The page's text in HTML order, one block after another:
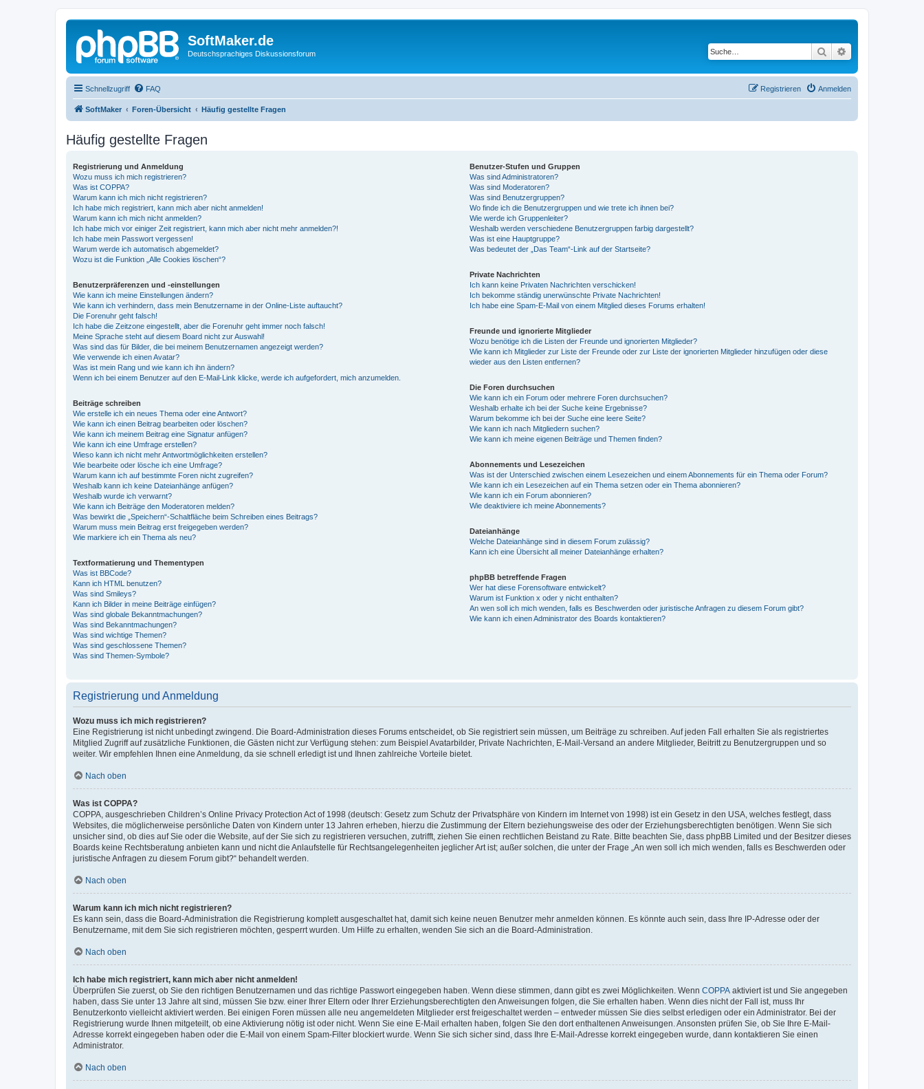
SoftMaker.de
Deutschsprachiges Diskussionsforum Suche
Schnellzugriff FAQ Anmelden
Registrieren
SoftMaker Foren-Übersicht Häufig gestellte Fragen
Häufig gestellte Fragen
Registrierung und Anmeldung
Wozu muss ich mich registrieren?
Was ist COPPA?
Warum kann ich mich nicht registrieren?
Ich habe mich registriert, kann mich aber nicht anmelden!
Warum kann ich mich nicht anmelden?
Ich habe mich vor einiger Zeit registriert, kann mich aber nicht mehr anmelden?!
Ich habe mein Passwort vergessen!
Warum werde ich automatisch abgemeldet?
Wozu ist die Funktion „Alle Cookies löschen“?
Benutzerpräferenzen und -einstellungen
Wie kann ich meine Einstellungen ändern?
Wie kann ich verhindern, dass mein Benutzername in der Online-Liste auftaucht?
Die Forenuhr geht falsch!
Ich habe die Zeitzone eingestellt, aber die Forenuhr geht immer noch falsch!
Meine Sprache steht auf diesem Board nicht zur Auswahl!
Was sind das für Bilder, die bei meinem Benutzernamen angezeigt werden?
Wie verwende ich einen Avatar?
Was ist mein Rang und wie kann ich ihn ändern?
Wenn ich bei einem Benutzer auf den E-Mail-Link klicke, werde ich aufgefordert, mich anzumelden.
Beiträge schreiben
Wie erstelle ich ein neues Thema oder eine Antwort?
Wie kann ich einen Beitrag bearbeiten oder löschen?
Wie kann ich meinem Beitrag eine Signatur anfügen?
Wie kann ich eine Umfrage erstellen?
Wieso kann ich nicht mehr Antwortmöglichkeiten erstellen?
Wie bearbeite oder lösche ich eine Umfrage?
Warum kann ich auf bestimmte Foren nicht zugreifen?
Weshalb kann ich keine Dateianhänge anfügen?
Weshalb wurde ich verwarnt?
Wie kann ich Beiträge den Moderatoren melden?
Was bewirkt die „Speichern“-Schaltfläche beim Schreiben eines Beitrags?
Warum muss mein Beitrag erst freigegeben werden?
Wie markiere ich ein Thema als neu?
Textformatierung und Thementypen
Was ist BBCode?
Kann ich HTML benutzen?
Was sind Smileys?
Kann ich Bilder in meine Beiträge einfügen?
Was sind globale Bekanntmachungen?
Was sind Bekanntmachungen?
Was sind wichtige Themen?
Was sind geschlossene Themen?
Was sind Themen-Symbole?
Benutzer-Stufen und Gruppen
Was sind Administratoren?
Was sind Moderatoren?
Was sind Benutzergruppen?
Wo finde ich die Benutzergruppen und wie trete ich ihnen bei?
Wie werde ich Gruppenleiter?
Weshalb werden verschiedene Benutzergruppen farbig dargestellt?
Was ist eine Hauptgruppe?
Was bedeutet der „Das Team“-Link auf der Startseite?
Private Nachrichten
Ich kann keine Privaten Nachrichten verschicken!
Ich bekomme ständig unerwünschte Private Nachrichten!
Ich habe eine Spam-E-Mail von einem Mitglied dieses Forums erhalten!
Freunde und ignorierte Mitglieder
Wozu benötige ich die Listen der Freunde und ignorierten Mitglieder?
Wie kann ich Mitglieder zur Liste der Freunde oder zur Liste der ignorierten Mitglieder hinzufügen oder diese
wieder aus den Listen entfernen?
Die Foren durchsuchen
Wie kann ich ein Forum oder mehrere Foren durchsuchen?
Weshalb erhalte ich bei der Suche keine Ergebnisse?
Warum bekomme ich bei der Suche eine leere Seite?
Wie kann ich nach Mitgliedern suchen?
Wie kann ich meine eigenen Beiträge und Themen finden?
Abonnements und Lesezeichen
Was ist der Unterschied zwischen einem Lesezeichen und einem Abonnements für ein Thema oder Forum?
Wie kann ich ein Lesezeichen auf ein Thema setzen oder ein Thema abonnieren?
Wie kann ich ein Forum abonnieren?
Wie deaktiviere ich meine Abonnements?
Dateianhänge
Welche Dateianhänge sind in diesem Forum zulässig?
Kann ich eine Übersicht all meiner Dateianhänge erhalten?
phpBB betreffende Fragen
Wer hat diese Forensoftware entwickelt?
Warum ist Funktion x oder y nicht enthalten?
An wen soll ich mich wenden, falls es Beschwerden oder juristische Anfragen zu diesem Forum gibt?
Wie kann ich einen Administrator des Boards kontaktieren?
Registrierung und Anmeldung
Wozu muss ich mich registrieren?
Eine Registrierung ist nicht unbedingt zwingend. Die Board-Administration dieses Forums entscheidet, ob Sie registriert sein müssen, um Beiträge zu schreiben. Auf jeden Fall erhalten Sie als registriertes
Mitglied Zugriff auf zusätzliche Funktionen, die Gästen nicht zur Verfügung stehen: zum Beispiel Avatarbilder, Private Nachrichten, E-Mail-Versand an andere Mitglieder, Beitritt zu Benutzergruppen und so
weiter. Wir empfehlen Ihnen eine Anmeldung, da sie schnell erledigt ist und Ihnen zahlreiche Vorteile bietet.
Nach oben
Was ist COPPA?
COPPA, ausgeschrieben Children’s Online Privacy Protection Act of 1998 (deutsch: Gesetz zum Schutz der Privatsphäre von Kindern im Internet von 1998) ist ein Gesetz in den USA, welches festlegt, dass
Websites, die möglicherweise persönliche Daten von Kindern unter 13 Jahren erheben, hierzu die Zustimmung der Eltern beziehungsweise des oder der Erziehungsberechtigten benötigen. Wenn Sie sich
unsicher sind, ob dies auf Sie oder die Website, auf der Sie sich zu registrieren versuchen, zutrifft, ziehen Sie einen rechtlichen Beistand zu Rate. Bitte beachten Sie, dass phpBB Limited und der Besitzer dieses
Boards keine Rechtsberatung anbieten kann und nicht die Anlaufstelle für Rechtsangelegenheiten jeglicher Art ist; außer solchen, die unter der Frage „An wen soll ich mich wenden, falls es Beschwerden oder
juristische Anfragen zu diesem Forum gibt?“ behandelt werden.
Nach oben
Warum kann ich mich nicht registrieren?
Es kann sein, dass die Board-Administration die Registrierung komplett ausgeschaltet hat, damit sich keine neuen Benutzer mehr anmelden können. Es könnte auch sein, dass Ihre IP-Adresse oder der
Benutzername, mit dem Sie sich registrieren möchten, gesperrt wurden. Um Hilfe zu erhalten, wenden Sie sich an die Board-Administration.
Nach oben
Ich habe mich registriert, kann mich aber nicht anmelden!
Überprüfen Sie zuerst, ob Sie den richtigen Benutzernamen und das richtige Passwort eingegeben haben. Wenn diese stimmen, dann gibt es zwei Möglichkeiten. Wenn COPPA aktiviert ist und Sie angegeben
haben, dass Sie unter 13 Jahre alt sind, müssen Sie bzw. einer Ihrer Eltern oder Ihrer Erziehungsberechtigten den Anweisungen folgen, die Sie erhalten haben. Wenn dies nicht der Fall ist, muss Ihr
Benutzerkonto vielleicht aktiviert werden. Bei einigen Foren müssen alle neu angemeldeten Mitglieder erst freigeschaltet werden – entweder müssen Sie dies selbst erledigen oder ein Administrator. Bei der
Registrierung wurde Ihnen mitgeteilt, ob eine Aktivierung nötig ist oder nicht. Wenn Sie eine E-Mail erhalten haben, folgen Sie den dort enthaltenen Anweisungen. Ansonsten prüfen Sie, ob Sie Ihre E-Mail-
Adresse korrekt eingegeben haben oder die E-Mail von einem Spam-Filter blockiert wurde. Wenn Sie sich sicher sind, dass Ihre E-Mail-Adresse korrekt eingegeben wurde, dann kontaktieren Sie einen
Administrator.
Nach oben